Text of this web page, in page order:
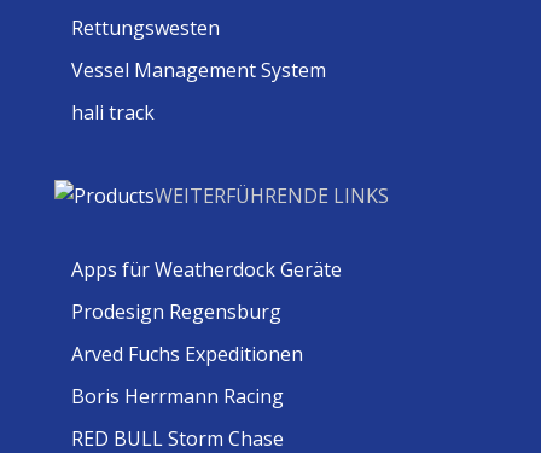
Rettungswesten
Vessel Management System
hali track
WEITERFÜHRENDE LINKS
Apps für Weatherdock Geräte
Prodesign Regensburg
Arved Fuchs Expeditionen
Boris Herrmann Racing
RED BULL Storm Chase